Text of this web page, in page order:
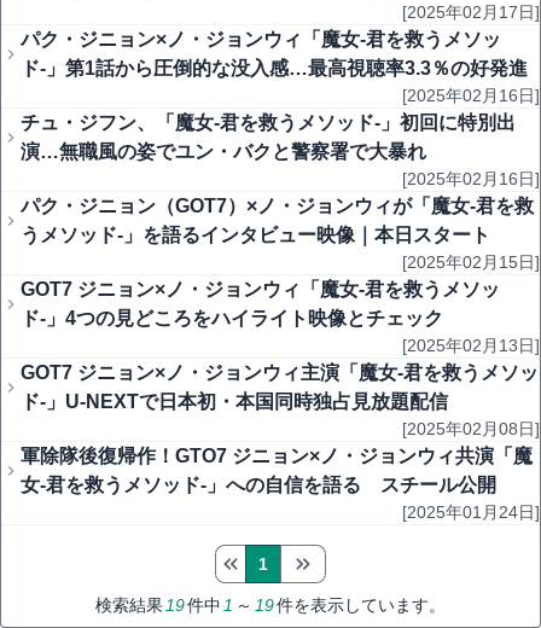
[2025年02月17日]
パク・ジニョン×ノ・ジョンウィ「魔女-君を救うメソッ
ド-」第1話から圧倒的な没入感…最高視聴率3.3％の好発進
[2025年02月16日]
チュ・ジフン、「魔女-君を救うメソッド-」初回に特別出
演…無職風の姿でユン・バクと警察署で大暴れ
[2025年02月16日]
パク・ジニョン（GOT7）×ノ・ジョンウィが「魔女-君を救
うメソッド-」を語るインタビュー映像｜本日スタート
[2025年02月15日]
GOT7 ジニョン×ノ・ジョンウィ「魔女-君を救うメソッ
ド-」4つの見どころをハイライト映像とチェック
[2025年02月13日]
GOT7 ジニョン×ノ・ジョンウィ主演「魔女-君を救うメソッ
ド-」U-NEXTで日本初・本国同時独占見放題配信
[2025年02月08日]
軍除隊後復帰作！GTO7 ジニョン×ノ・ジョンウィ共演「魔
女-君を救うメソッド-」への自信を語る スチール公開
[2025年01月24日]
検索結果 19件中 1 ～ 19件を表示しています。
1